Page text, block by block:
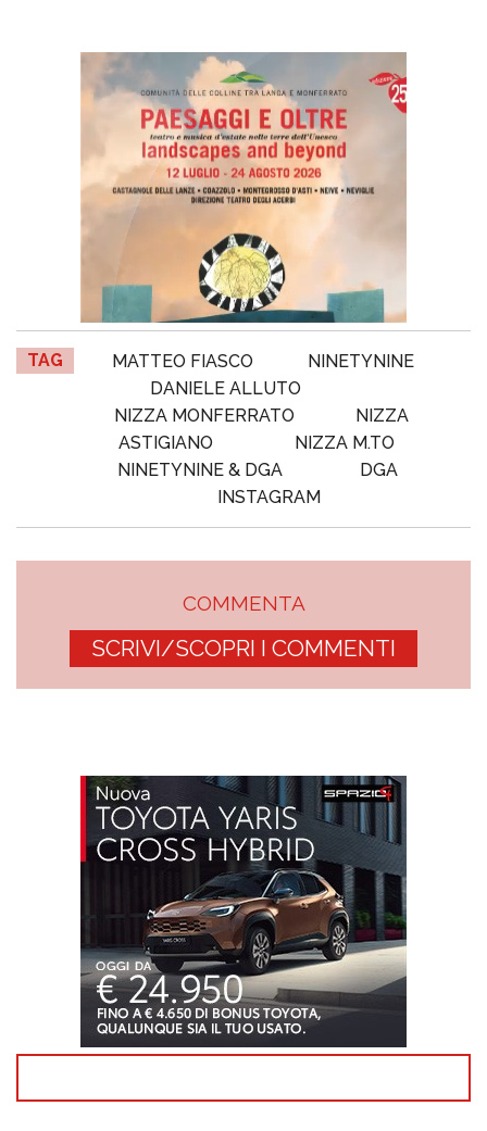
TAG MATTEO FIASCO
NINETYNINE
DANIELE ALLUTO
NIZZA MONFERRATO
NIZZA
ASTIGIANO
NIZZA M.TO
NINETYNINE & DGA
DGA
INSTAGRAM
COMMENTA
SCRIVI/SCOPRI I COMMENTI